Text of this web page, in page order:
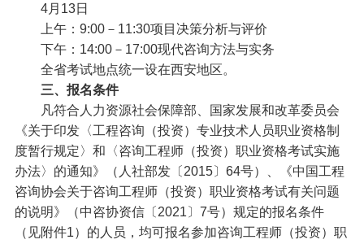
4月13日
上午：9:00－11:30项目决策分析与评价
下午：14:00－17:00现代咨询方法与实务
全省考试地点统一设在西安地区。
三、报名条件
凡符合人力资源社会保障部、国家发展和改革委员会
《关于印发〈工程咨询（投资）专业技术人员职业资格制
度暂行规定〉和〈咨询工程师（投资）职业资格考试实施
办法〉的通知》（人社部发〔2015〕64号）、《中国工程
咨询协会关于咨询工程师（投资）职业资格考试有关问题
的说明》（中咨协资信〔2021〕7号）规定的报名条件
（见附件1）的人员，均可报名参加咨询工程师（投资）职